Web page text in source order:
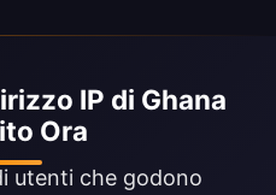
IP di Ghana
Ora
utenti che godono